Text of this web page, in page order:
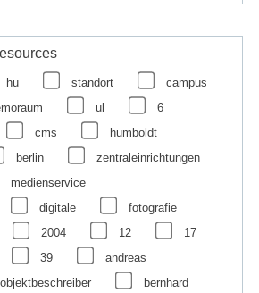
hu standort
campus
ul
6
cms
humboldt
berlin
zentraleinrichtungen
medienservice
digitale
fotografie
2004 12
17
39
andreas
objektbeschreiber bernhard